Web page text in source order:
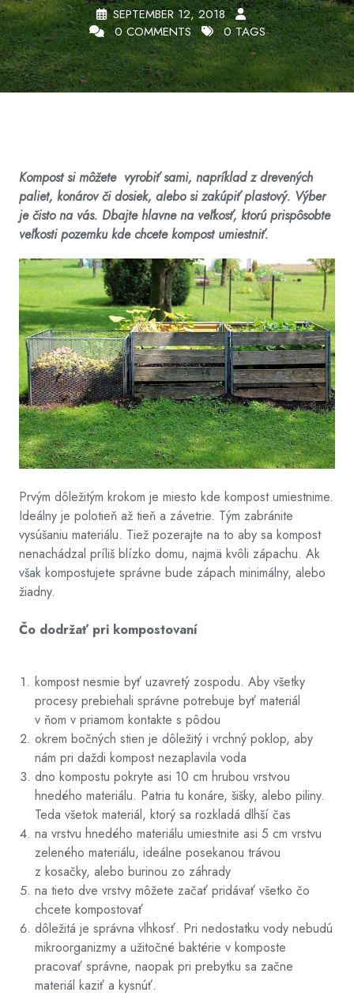
SEPTEMBER 12, 2018
0 COMMENTS
0 TAGS
Kompost si môžete vyrobiť sami, napríklad z drevených
paliet, konárov či dosiek, alebo si zakúpiť plastový. Výber
je čisto na vás. Dbajte hlavne na veľkosť, ktorú prispôsobte
veľkosti pozemku kde chcete kompost umiestniť.
Prvým dôležitým krokom je miesto kde kompost umiestnime.
Ideálny je polotieň až tieň a závetrie. Tým zabránite
vysúšaniu materiálu. Tiež pozerajte na to aby sa kompost
nenachádzal príliš blízko domu, najmä kvôli zápachu. Ak
však kompostujete správne bude zápach minimálny, alebo
žiadny.
Čo dodržať pri kompostovaní
kompost nesmie byť uzavretý zospodu. Aby všetky
procesy prebiehali správne potrebuje byť materiál
v ňom v priamom kontakte s pôdou
okrem bočných stien je dôležitý i vrchný poklop, aby
nám pri daždi kompost nezaplavila voda
dno kompostu pokryte asi 10 cm hrubou vrstvou
hnedého materiálu. Patria tu konáre, šišky, alebo piliny.
Teda všetok materiál, ktorý sa rozkladá dlhší čas
na vrstvu hnedého materiálu umiestnite asi 5 cm vrstvu
zeleného materiálu, ideálne posekanou trávou
z kosačky, alebo burinou zo záhrady
na tieto dve vrstvy môžete začať pridávať všetko čo
chcete kompostovať
dôležitá je správna vlhkosť. Pri nedostatku vody nebudú
mikroorganizmy a užitočné baktérie v komposte
pracovať správne, naopak pri prebytku sa začne
materiál kaziť a kysnúť.